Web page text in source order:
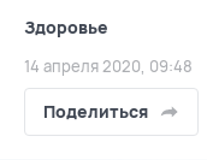
Здоровье
14 апреля 2020, 09:48
Поделиться